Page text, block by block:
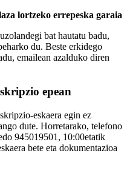
lortzeko errepeska garaia
bat hautatu badu,
du. Beste erkidego
emailean azalduko diren
epean
eskaera egin ez
dute. Horretarako, telefono
945019501 , 10:00etatik
bete eta dokumentazioa